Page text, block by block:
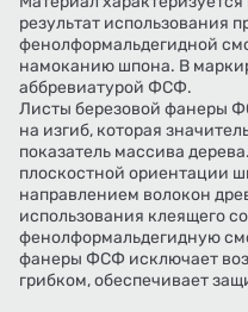
результат использования
фенолформальдегидной
намоканию шпона. В
аббревиатурой ФСФ.
Листы березовой фанеры
на изгиб, которая
показатель массива
плоскостной ориентации
направлением волокон
использования клеящего
фенолформальдегидную
фанеры ФСФ исключает
грибком, обеспечивает